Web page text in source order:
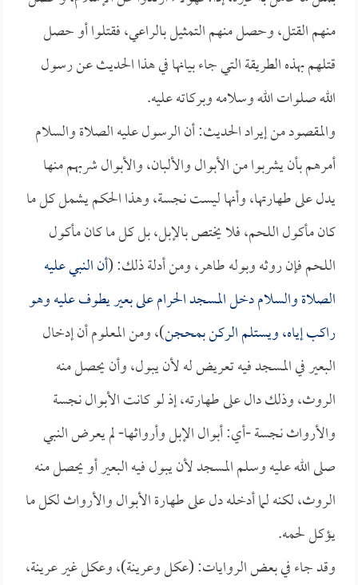
منهم القتل، وحصل منهم التمثيل بالراعي، فقتلوا أو حصل
قتلهم بهذه الطريقة التي جاء بيانها في هذا الحديث عن رسول
الله صلوات الله وسلامه وبركاته عليه.
والمقصود من إيراد الحديث: أن الرسول عليه الصلاة والسلام
أمرهم بأن يشربوا من الأبوال والألبان، والأبوال شربهم منها
يدل على طهارتها، وأنها ليست نجسة، وهذا الحكم يشمل كل ما
كان مأكول اللحم، فلا يختص بالإبل، بل كل ما كان مأكول
اللحم فإن روثه وبوله طاهر، ومن أدلة ذلك: (أن النبي عليه
الصلاة والسلام دخل المسجد الحرام على بعير يطوف عليه وهو
راكب إياه، ويستلم الركن بمحجن)، ومن المعلوم أن إدخال
البعير في المسجد فيه تعريض له لأن يبول، وأن يحصل منه
الروث، وذلك دال على طهارته، إذ لو كانت الأبوال نجسة
والأرواث نجسة -أي: أبوال الإبل وأرواثها- لم يعرض النبي
صلى الله عليه وسلم المسجد لأن يبول فيه البعير أو يحصل منه
الروث، لكنه لما أدخله دل على طهارة الأبوال والأرواث لكل ما
يؤكل لحمه.
وقد جاء في بعض الروايات: (عكل وعرينة)، وعكل غير عرينة،